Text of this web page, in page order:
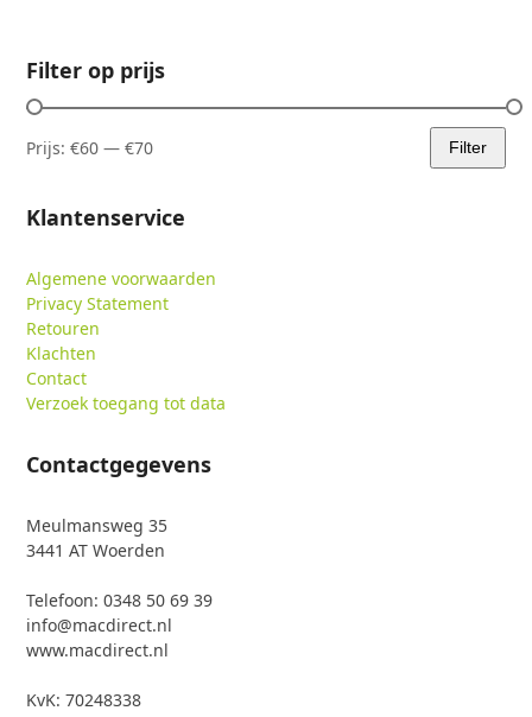
Filter op prijs
Min.
Max.
Filter
Prijs:€60 —€70
Klantenservice
Algemene voorwaarden
Privacy Statement
Retouren
Klachten
Contact
Verzoek toegang tot data
Contactgegevens
Meulmansweg 35
3441 AT Woerden
Telefoon: 0348 50 69 39
info@macdirect.nl
www.macdirect.nl
KvK: 70248338